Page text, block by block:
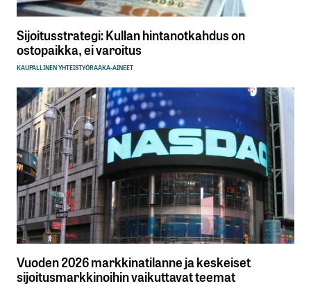
Sijoitusstrategi: Kullan hintanotkahdus on
ostopaikka, ei varoitus
KAUPALLINEN YHTEISTYÖRAAKA-AINEET
Vuoden 2026 markkinatilanne ja keskeiset
sijoitusmarkkinoihin vaikuttavat teemat